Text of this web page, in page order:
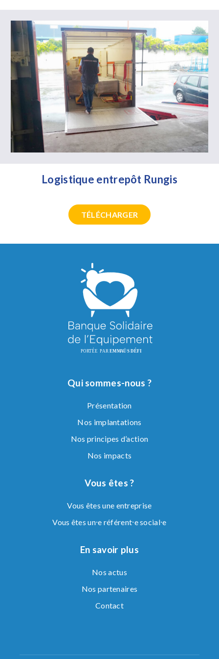
Logistique entrepôt Rungis
TÉLÉCHARGER
Qui sommes-nous ?
Présentation
Nos implantations
Nos principes d’action
Nos impacts
Vous êtes ?
Vous êtes une entreprise
Vous êtes un⸱e référent⸱e social⸱e
En savoir plus
Nos actus
Nos partenaires
Contact